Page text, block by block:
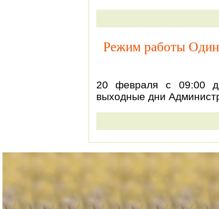
Режим работы
20 февраля с 09:00
выходные дни